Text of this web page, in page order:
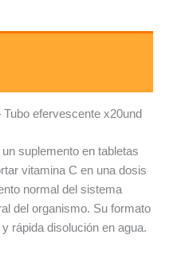
efervescente x20und
suplemento en tabletas
vitamina C en una dosis
normal del sistema
del organismo. Su formato
rápida disolución en agua.